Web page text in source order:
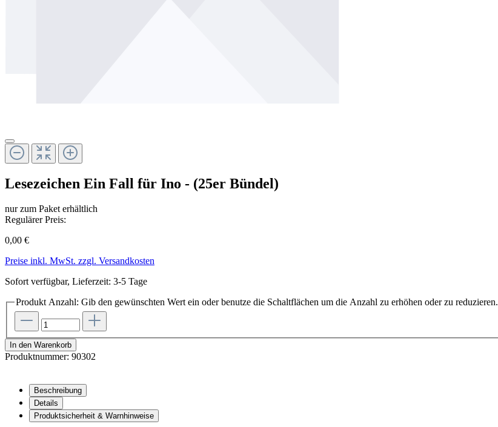
Lesezeichen Ein Fall für Ino - (25er Bündel)
nur zum Paket erhältlich
Regulärer Preis:
0,00 €
Preise inkl. MwSt. zzgl. Versandkosten
Sofort verfügbar, Lieferzeit: 3-5 Tage
Produkt Anzahl: Gib den gewünschten Wert ein oder benutze die Schaltflächen um die Anzahl zu erhöhen oder zu reduzieren.
In den Warenkorb
Produktnummer: 90302
Beschreibung
Details
Produktsicherheit & Warnhinweise